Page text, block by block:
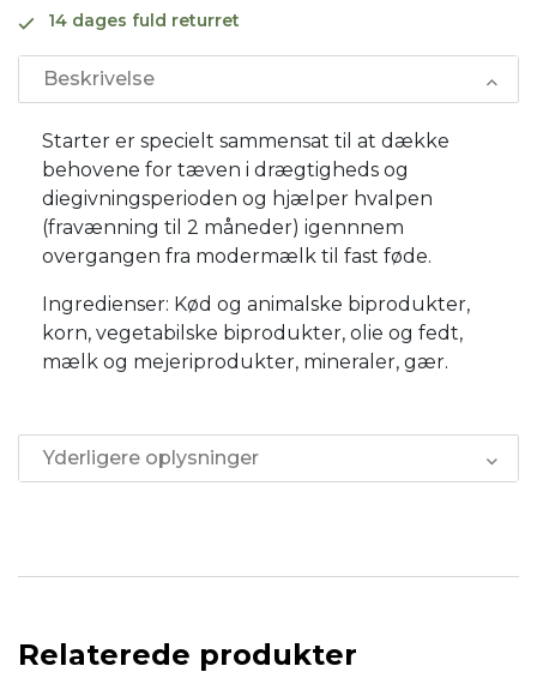
14 dages fuld returret
Beskrivelse
Starter er specielt sammensat til at dække
behovene for tæven i drægtigheds og
diegivningsperioden og hjælper hvalpen
(fravænning til 2 måneder) igennnem
overgangen fra modermælk til fast føde.
Ingredienser: Kød og animalske biprodukter,
korn, vegetabilske biprodukter, olie og fedt,
mælk og mejeriprodukter, mineraler, gær.
Yderligere oplysninger
Relaterede produkter